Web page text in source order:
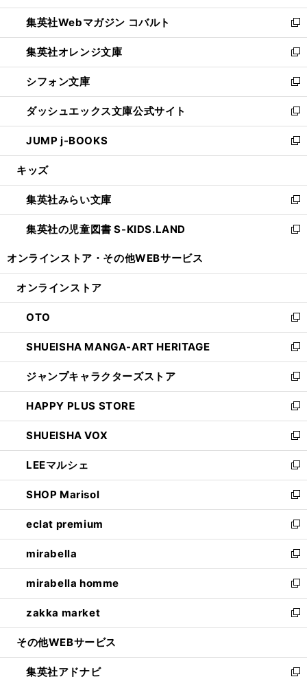
開
く
ウ
で
開
く
ン
ド
ウ
で
開
く
ウ
ィ
ン
ド
ウ
で
開
く
集英社Webマガジン コバルト
新
し
い
ウ
ィ
ン
ド
ウ
で
開
集英社オレンジ文庫
新
し
い
ウ
ィ
ン
ド
ウ
開
く
シフォン文庫
新
し
い
ウ
ィ
ン
ウ
で
開
く
ダッシュエックス文庫公式サイト
新
し
い
ウ
ン
ド
ウ
で
JUMP j-BOOKS
新
し
ウ
ィ
ン
ド
開
キッズ
集英社みらい文庫
新
し
い
ン
ウ
で
開
く
集英社の児童図書 S-KIDS.LAND
新
ウ
ン
ド
ウ
で
開
く
オンラインストア・ その他WEBサービス
オンラインストア
OTO
新
し
い
ウ
ィ
ン
ド
ウ
で
開
く
SHUEISHA MANGA-ART HERITAGE
新
し
い
ウ
ィ
ン
ド
ウ
で
開
く
ジャンプキャラクターズストア
新
し
い
ウ
ィ
ン
ド
ウ
で
開
く
HAPPY PLUS STORE
新
し
い
ウ
ィ
ン
ド
ウ
で
開
く
SHUEISHA VOX
新
し
い
ウ
ィ
ン
ド
ウ
で
開
く
LEEマルシェ
新
し
い
ウ
ィ
ン
ド
ウ
で
開
く
SHOP Marisol
新
し
い
ウ
ィ
ン
ド
ウ
で
開
eclat premium
新
し
い
ウ
ィ
ン
ド
ウ
開
く
mirabella
新
し
い
ウ
ィ
ン
ウ
で
mirabella homme
新
し
い
ウ
ン
ド
zakka market
新
し
ウ
ィ
その他WEBサービス
集英社アドナビ 新